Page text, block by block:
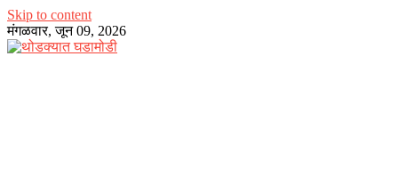
Skip to content
मंगळवार, जून 09, 2026